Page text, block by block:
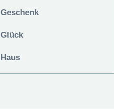
Geschenk
Glück
Haus